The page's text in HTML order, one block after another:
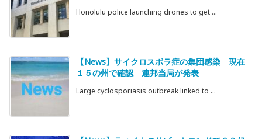
Honolulu police launching drones to get ...
【News】サイクロスポラ症の集団感染 現在
１５の州で確認 連邦当局が発表
Large cyclosporiasis outbreak linked to ...